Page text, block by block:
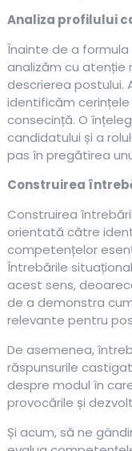
Analiza profilului
Înainte de a
analizăm cu atenție
descrierea postului.
identificăm
consecință. O
candidatului și a
pas în pregătirea
Construirea
Construirea
orientată către
competențelor
Întrebările
acest sens,
de a demonstra
relevante pentru
De asemenea,
răspunsurile
despre modul în
provocările și
Și acum, să ne